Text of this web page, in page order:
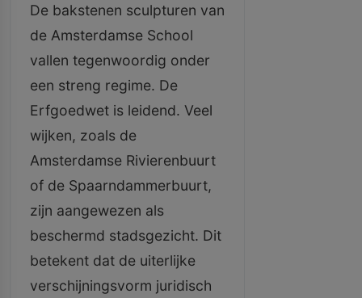
De bakstenen sculpturen van
de Amsterdamse School
vallen tegenwoordig onder
een streng regime. De
Erfgoedwet is leidend. Veel
wijken, zoals de
Amsterdamse Rivierenbuurt
of de Spaarndammerbuurt,
zijn aangewezen als
beschermd stadsgezicht. Dit
betekent dat de uiterlijke
verschijningsvorm juridisch